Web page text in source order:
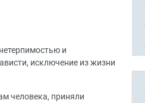
и
исключение из жизни
человека, приняли